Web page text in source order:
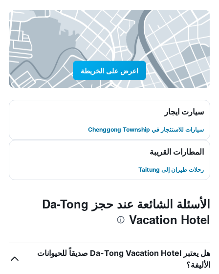
اعرض على الخريطة
سيارت ايجار
سيارات للاستئجار في Chenggong Township
المطارات القريبة
رحلات طيران إلى Taitung
الأسئلة الشائعة عند حجز Da-Tong
Vacation Hotel
هل يعتبر Da-Tong Vacation Hotel صديقاً للحيوانات
الأليفة؟